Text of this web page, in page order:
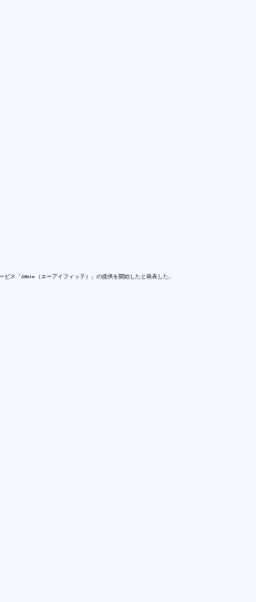
ス「AIfitte（エーアイフィッテ）」の提供を開始したと発表した。